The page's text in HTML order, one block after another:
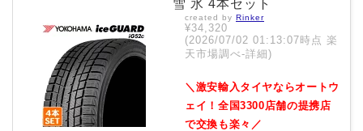
雪 氷 4本セット
created by Rinker
¥34,320
(2026/07/02 01:13:07時点 楽
天市場調べ-詳細)
＼激安輸入タイヤならオートウ
ェイ！全国3300店舗の提携店
で交換も楽々／